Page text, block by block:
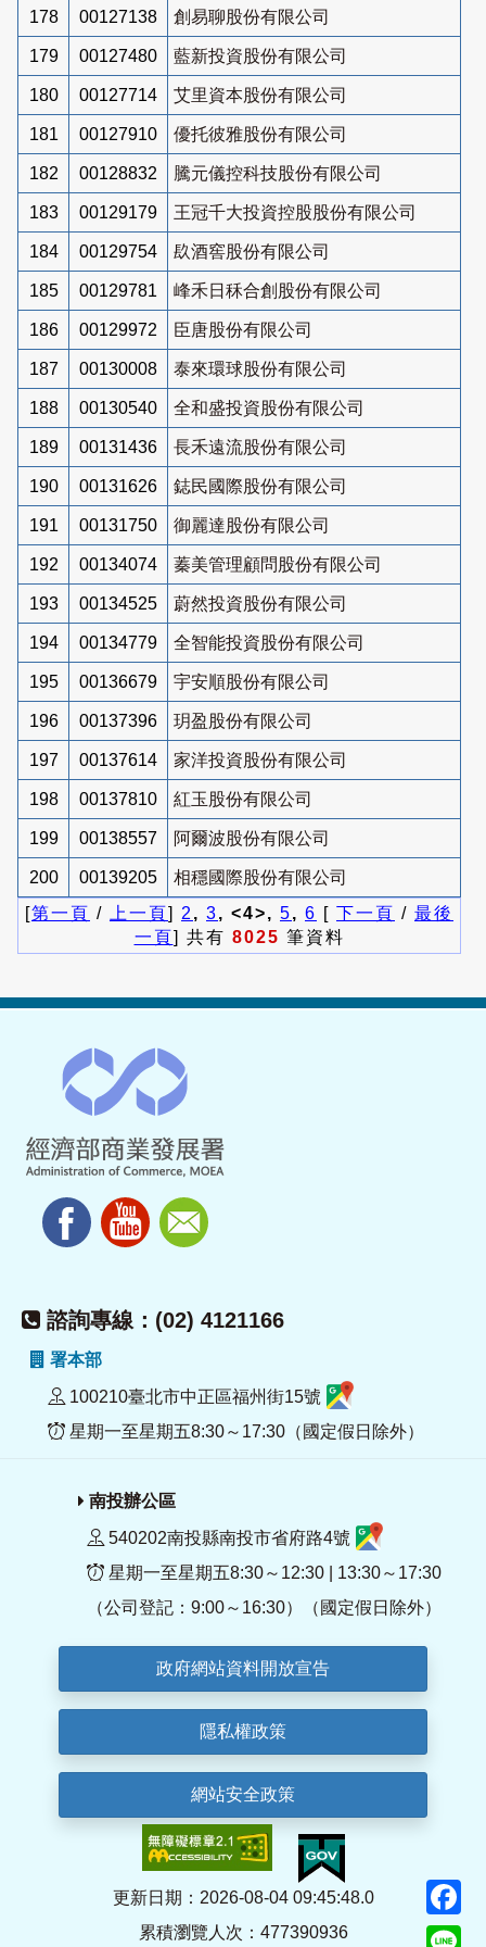
178 00127138 創易聊股份有限公司
179 00127480 藍新投資股份有限公司
180 00127714 艾里資本股份有限公司
181 00127910 優托彼雅股份有限公司
182 00128832 騰元儀控科技股份有限公司
183 00129179 王冠千大投資控股股份有限公司
184 00129754 镹酒窖股份有限公司
185 00129781 峰禾日秝合創股份有限公司
186 00129972 臣唐股份有限公司
187 00130008 泰來環球股份有限公司
188 00130540 全和盛投資股份有限公司
189 00131436 長禾遠流股份有限公司
190 00131626 鋕民國際股份有限公司
191 00131750 御麗達股份有限公司
192 00134074 蓁美管理顧問股份有限公司
193 00134525 蔚然投資股份有限公司
194 00134779 全智能投資股份有限公司
195 00136679 宇安順股份有限公司
196 00137396 玥盈股份有限公司
197 00137614 家洋投資股份有限公司
198 00137810 紅玉股份有限公司
199 00138557 阿爾波股份有限公司
200 00139205
相穩國際股份有限公司
[第一頁 / 上一頁] 2 , 3, <4>, 5, 6 [ 下一頁 / 最後
一頁] 共有 8025 筆資料
諮詢專線：(02) 4121166
署本部
100210臺北市中正區福州街15號
星期一至星期五8:30～17:30（國定假日除外）
南投辦公區
540202南投縣南投市省府路4號
星期一至星期五8:30～12:30 | 13:30～17:30
（公司登記：9:00～16:30）（國定假日除外）
政府網站資料開放宣告
隱私權政策
網站安全政策
更新日期：2026-08-04 09:45:48.0
累積瀏覽人次：477390936